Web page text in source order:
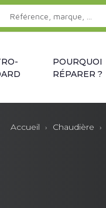
POURQUOI
RÉPARER ?
Accueil Chaudière